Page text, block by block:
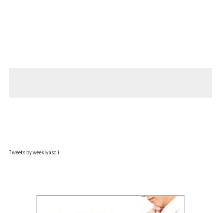
Tweets by weeklyascii